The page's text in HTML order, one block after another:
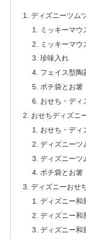
ディズニーツム
ミッキーマウ
ミッキーマウ
珍味入れ
フェイス型陶
ポチ袋とお箸
おせち・ディ
おせちディズニ
おせち・ディ
ディズニーツ
ディズニーツ
ポチ袋とお箸
ディズニーおせ
ディズニー和
ディズニー和
ディズニー和